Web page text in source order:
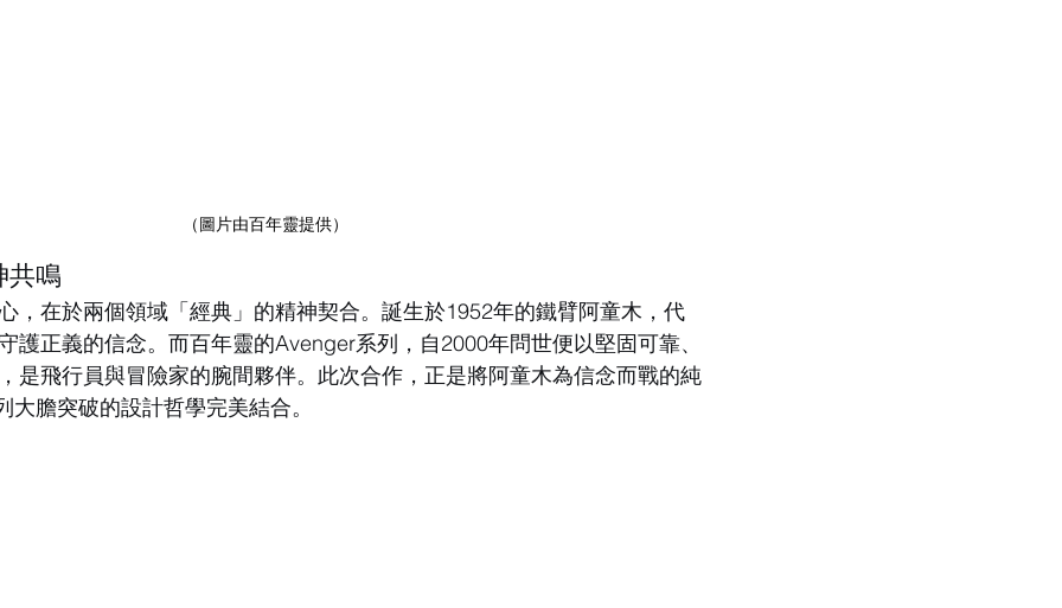
（圖片由百年靈提供）
共鳴
，在於兩個領域「經典」的精神契合。誕生於1952年的鐵臂阿童木，代
護正義的信念。而百年靈的Avenger系列，自2000年問世便以堅固可靠、
是飛行員與冒險家的腕間夥伴。此次合作，正是將阿童木為信念而戰的純
膽突破的設計哲學完美結合。